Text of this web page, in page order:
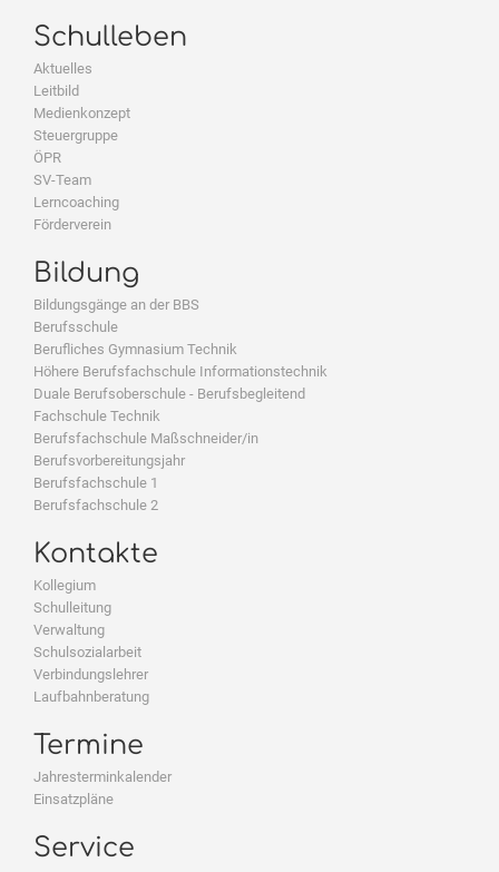
Schulleben
Aktuelles
Leitbild
Medienkonzept
Steuergruppe
ÖPR
SV-Team
Lerncoaching
Förderverein
Bildung
Bildungsgänge an der BBS
Berufsschule
Berufliches Gymnasium Technik
Höhere Berufsfachschule Informationstechnik
Duale Berufsoberschule - Berufsbegleitend
Fachschule Technik
Berufsfachschule Maßschneider/in
Berufsvorbereitungsjahr
Berufsfachschule 1
Berufsfachschule 2
Kontakte
Kollegium
Schulleitung
Verwaltung
Schulsozialarbeit
Verbindungslehrer
Laufbahnberatung
Termine
Jahresterminkalender
Einsatzpläne
Service